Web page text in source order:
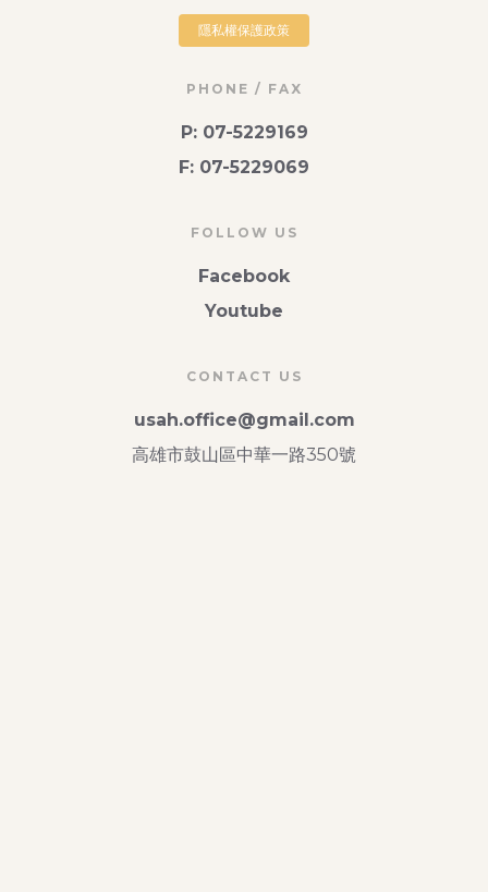
隱私權保護政策
PHONE / FAX
P: 07-5229169
F: 07-5229069
FOLLOW US
Facebook
Youtube
CONTACT US
usah.office@gmail.com
高雄市鼓山區中華一路350號